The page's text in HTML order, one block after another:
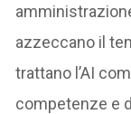
azzeccano il
trattano l’AI
competenze e